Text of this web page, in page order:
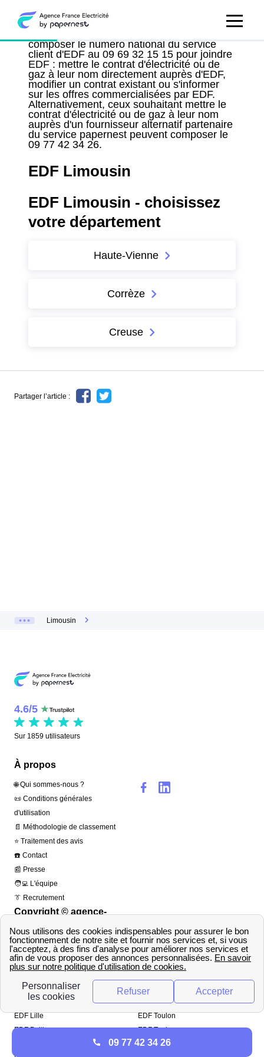
composer le numéro national du service
client d'EDF au 09 69 32 15 15 pour joindre
EDF : mettre le contrat d'électricité ou de
gaz à leur nom directement auprès d'EDF,
modifier un contrat existant ou s'informer
sur les offres commercialisées par EDF.
Alternativement, ceux souhaitant mettre le
contrat d'électricité ou de gaz à leur nom
auprès d'un fournisseur alternatif partenaire
du service papernest peuvent composer le
09 77 42 34 26.
EDF Limousin
EDF Limousin - choisissez
votre département
Haute-Vienne
Corrèze
Creuse
Partager l’article :
Limousin
4.6/5
Sur 1859 utilisateurs
Top Villes
EDF Lyon
EDF Lille
EDF Poitiers
EDF Marseille
EDF Toulon
EDF Toulouse
EDF Paris
À propos
🌐 Qui sommes-nous ?
📜 Conditions générales
d'utilisation
📄 Méthodologie de classement
⭐ Traitement des avis
☎️ Contact
📰 Presse
🧑‍💻 L'équipe
👔 Recrutement
Copyright © agence-
– Tous droits réservés
09 77 42 34 26